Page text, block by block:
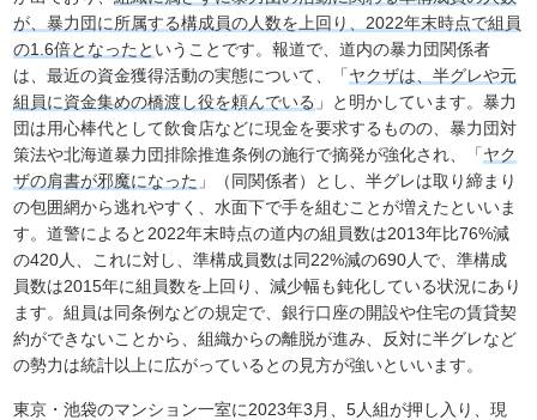
が、暴力団に所属する構成員の人数を上回り、2022年末時点で組員
の1.6倍となったと いうことです。報道で、道内の暴力団関係者
は、最近の資金獲得活動の実態について、「ヤクザは、半グレや元
組員に資金集めの橋渡し役を頼んでいる 」と明かしています。暴力
団は用心棒代として飲食店などに現金を要求するものの、暴力団対
策法や北海道暴力団排除推進条例の施行で摘発が強化され、「ヤク
ザの肩書が邪魔になった 」（同関係者）とし、半グレは取り締まり
の包囲網から逃れやすく、水面下で手を組むことが増えたといいま
す。道警によると2022年末時点の道内の組員数は2013年比76%減
の420人、これに対し、準構成員数は同22%減の690人で、準構成
員数は2015年に組員数を上回り、減少幅も鈍化している状況にあり
ます。組員は同条例などの規定で、銀行口座の開設や住宅の賃貸契
約ができないことから、組織からの離脱が進み、反対に半グレなど
の勢力は統計以上に広がっているとの見方が強いといいます。
東京・池袋のマンション一室に2023年3月、5人組が押し入り、現